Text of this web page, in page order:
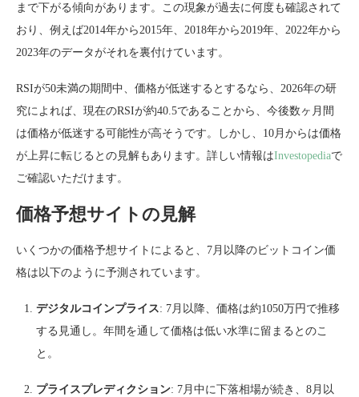
まで下がる傾向があります。この現象が過去に何度も確認されて
おり、例えば2014年から2015年、2018年から2019年、2022年から
2023年のデータがそれを裏付けています。
RSIが50未満の期間中、価格が低迷するとするなら、2026年の研
究によれば、現在のRSIが約40.5であることから、今後数ヶ月間
は価格が低迷する可能性が高そうです。しかし、10月からは価格
が上昇に転じるとの見解もあります。詳しい情報はInvestopediaで
ご確認いただけます。
価格予想サイトの見解
いくつかの価格予想サイトによると、7月以降のビットコイン価
格は以下のように予測されています。
デジタルコインプライス: 7月以降、価格は約1050万円で推移
する見通し。年間を通して価格は低い水準に留まるとのこ
と。
プライスプレディクション: 7月中に下落相場が続き、8月以